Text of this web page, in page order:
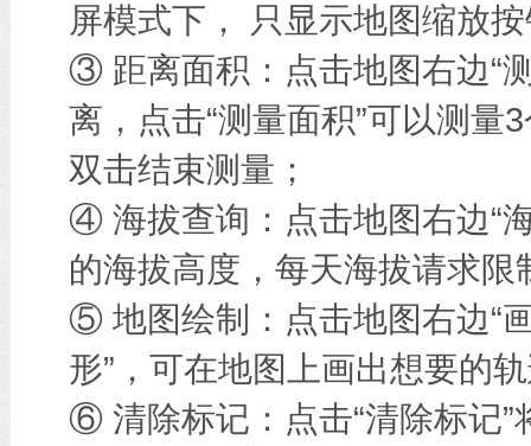
屏模式下， 只显示地图缩放
③ 距离面积：点击地图右边“
离，点击“测量面积”可以测量
双击结束测量；
④ 海拔查询：点击地图右边“
的海拔高度，每天海拔请求
⑤ 地图绘制：点击地图右边“画
形”，可在地图上画出想要的
⑥ 清除标记：点击“清除标记